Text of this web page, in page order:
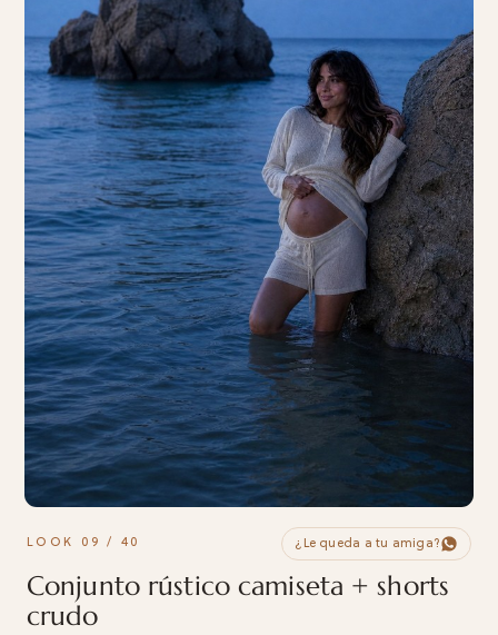
LOOK 09 / 40 ¿Le queda a tu amiga?
Conjunto rústico camiseta + shorts
crudo